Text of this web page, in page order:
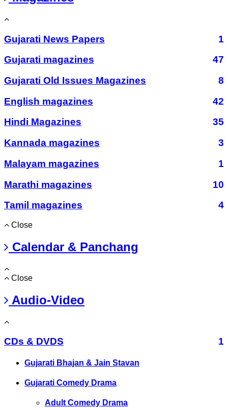
Gujarati News Papers
1
Gujarati magazines
47
Gujarati Old Issues Magazines
8
English magazines
42
Hindi Magazines
35
Kannada magazines
3
Malayam magazines
1
Marathi magazines
10
Tamil magazines
4
Close
Calendar & Panchang
Close
Audio-Video
CDs & DVDS 1
Gujarati Bhajan & Jain Stavan
Gujarati Comedy Drama
Adult Comedy Drama